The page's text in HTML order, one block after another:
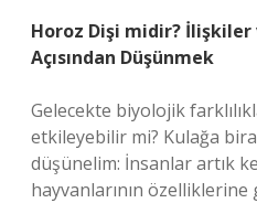
Horoz Dişi midir? İlişkiler
Açısından Düşünmek
Gelecekte biyolojik
etkileyebilir mi? Kulağa
düşünelim: İnsanlar artık
hayvanlarının